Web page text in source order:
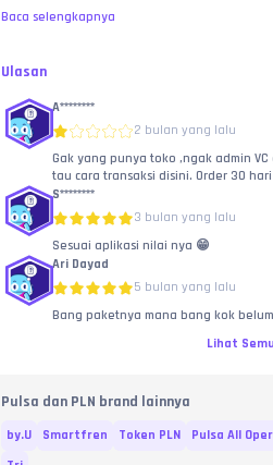
Baca selengkapnya
Ulasan
A********
2 bulan yang lalu
Gak yang punya toko ,ngak admin
tau cara transaksi disini. Order 30
Sama penjualnya malah disuruh ke provider nya.. Hadeh
ga amanah
S********
3 bulan yang lalu
Sesuai aplikasi nilai nya 😁
Ari Dayad
5 bulan yang lalu
Bang paketnya mana bang kok
Lihat
Pulsa dan PLN brand lainnya
by.U Smartfren Token PLN Pulsa All